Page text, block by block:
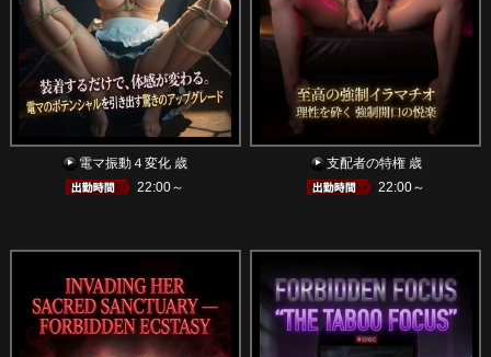
電マ振動４変化 歳
22:00～
支配者の特権 歳
22:00～